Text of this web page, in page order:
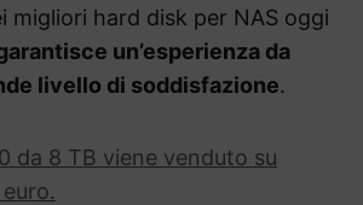
migliori hard disk per NAS oggi
un’esperienza da
livello di soddisfazione.
da 8 TB viene venduto su